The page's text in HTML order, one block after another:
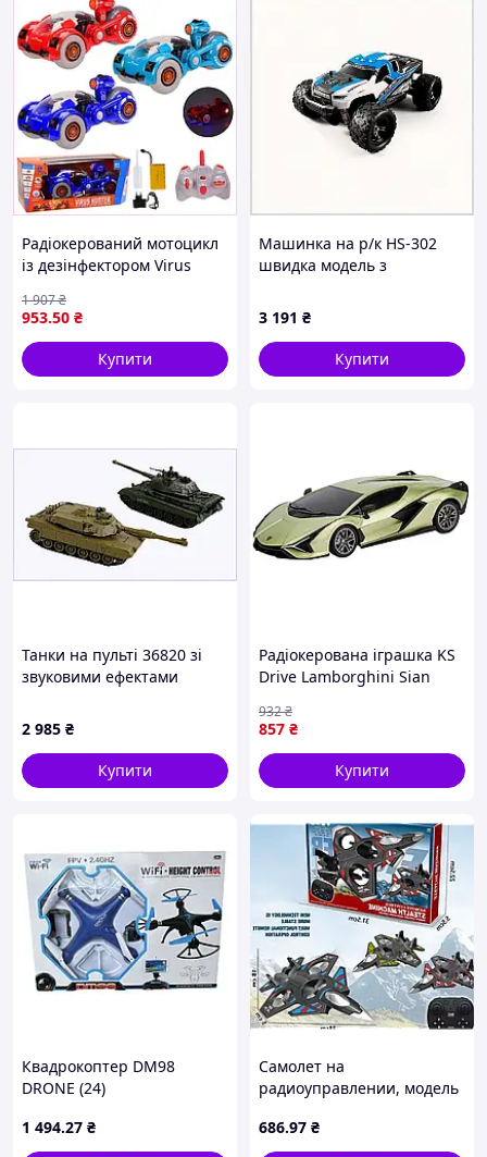
Радіокерований мотоцикл
із дезінфектором Virus
з функцією дезінфекції
953.50 ₴
1 907₴
Купити
Машинка на р/к HS-302
швидка модель з
8C9X50601
3 191 ₴
Купити
Танки на пульті 36820 зі
звуковими ефектами
2 985 ₴
Купити
Радіокерована іграшка KS
Drive Lamborghini Sian
(124GLSG) — Доступний
857 ₴
932₴
Купити
Квадрокоптер DM98
DRONE (24)
1 494.27 ₴
Самолет на
радиоуправлении, модель
JX2085 (48)
686.97 ₴